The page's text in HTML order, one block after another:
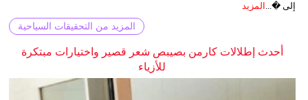
إلى �... المزيد
المزيد من التحقيقات السياحية
أحدث إطلالات كارمن بصيبص شعر قصير واختيارات مبتكرة
للأزياء